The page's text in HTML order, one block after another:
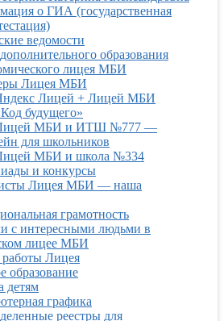
о ГИА (государственная
ведомости
образования
лицея МБИ
Лицея МБИ
Лицей + Лицей МБИ
будущего»
МБИ и ИТШ №777 —
для школьников
МБИ и школа №334
и конкурсы
Лицея МБИ — наша
грамотность
с интересными людьми в
лицее МБИ
Лицея
образование
детям
графика
реестры для